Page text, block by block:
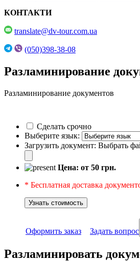
КОНТАКТИ
translate@dv-tour.com.ua
(050)398-38-08
Разламинирование
Разламинирование документов
Сделать срочно
Выберите язык:
Загрузить документ: Выбрать
Цена: от 50 грн.
* Бесплатная доставка
Узнать стоимость
Оформить заказ Задать вопрос
Разламинировать